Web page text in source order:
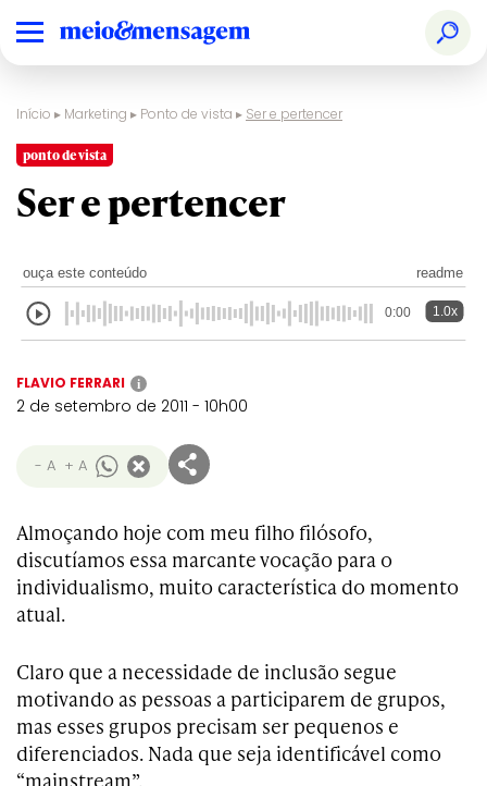
Início ▸ Marketing ▸ Ponto de vista ▸ Ser e pertencer
ponto de vista
Ser e pertencer
ouça este conteúdo readme
0:00 1.0x
FLAVIO FERRARI i
2 de setembro de 2011 - 10h00
- A + A
Almoçando hoje com meu filho filósofo,
discutíamos essa marcante vocação para o
individualismo, muito característica do momento
atual.
Claro que a necessidade de inclusão segue
motivando as pessoas a participarem de grupos,
mas esses grupos precisam ser pequenos e
diferenciados. Nada que seja identificável como
“mainstream”.